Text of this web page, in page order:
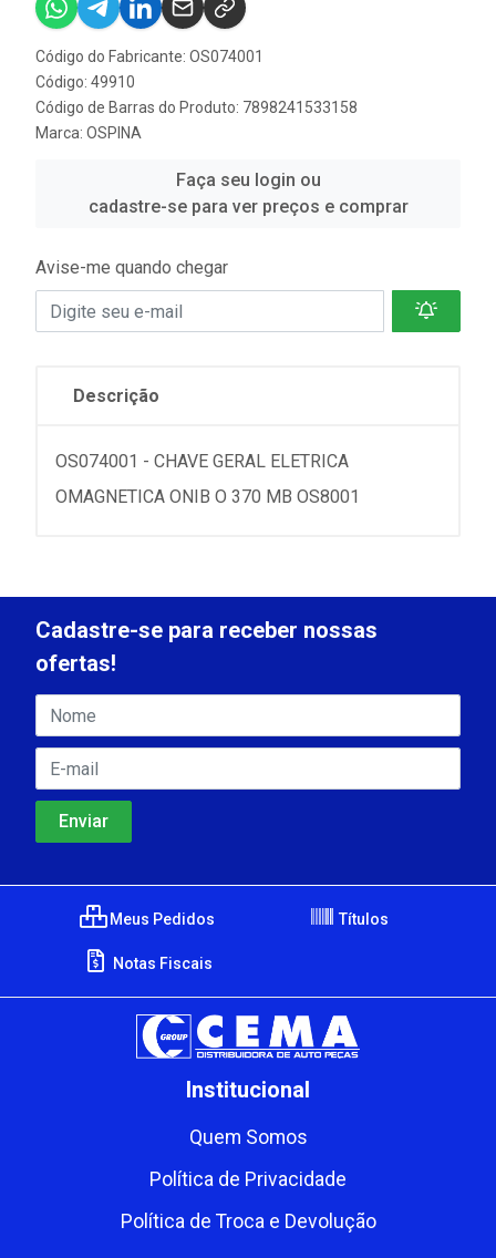
Código do Fabricante: OS074001
Código: 49910
Código de Barras do Produto: 7898241533158
Marca: OSPINA
Faça seu login ou
cadastre-se para ver preços e comprar
Avise-me quando chegar
Descrição
OS074001 - CHAVE GERAL ELETRICA
OMAGNETICA ONIB O 370 MB OS8001
Cadastre-se para receber nossas
ofertas!
Meus Pedidos Títulos
Notas Fiscais
Institucional
Quem Somos
Política de Privacidade
Política de Troca e Devolução